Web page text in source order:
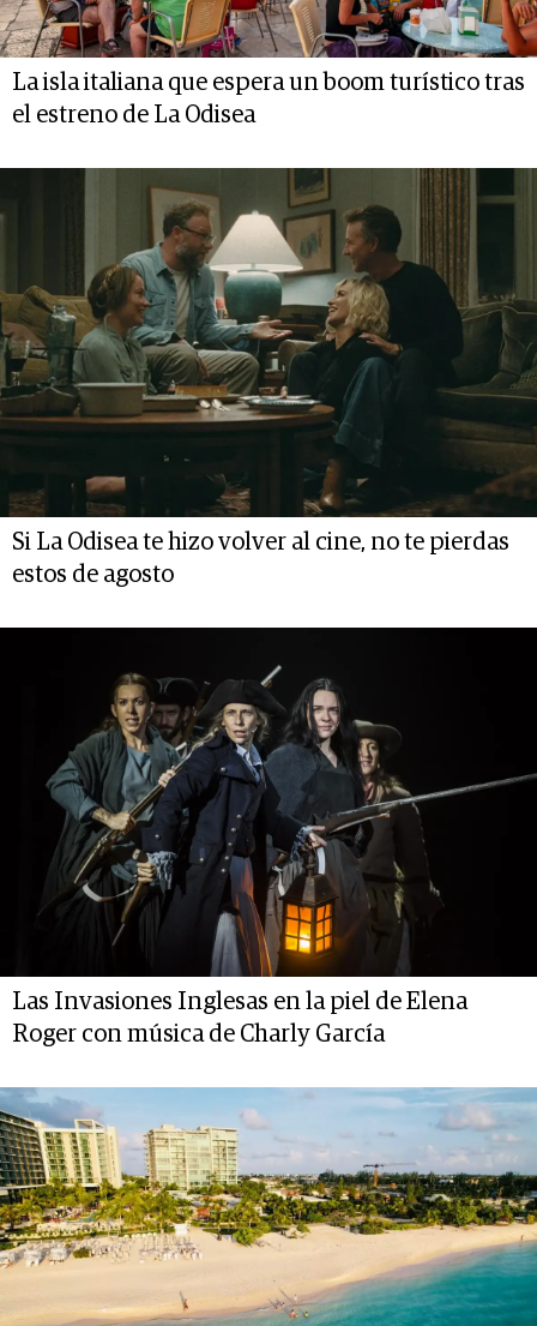
La isla italiana que espera un boom turístico tras
el estreno de La Odisea
Si La Odisea te hizo volver al cine, no te pierdas
estos de agosto
Las Invasiones Inglesas en la piel de Elena
Roger con música de Charly García